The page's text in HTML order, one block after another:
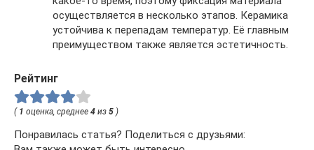
осуществляется в несколько этапов. Керамика
устойчива к перепадам температур. Её главным
преимуществом также является эстетичность.
Рейтинг
( 1 оценка, среднее 4 из 5 )
Понравилась статья? Поделиться с друзьями: